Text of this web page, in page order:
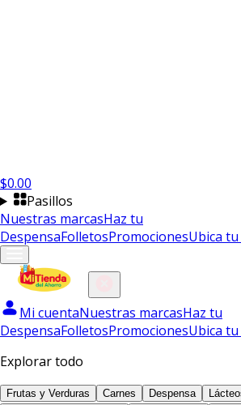
$0.00
Pasillos
Nuestras marcasHaz tu
DespensaFolletosPromocionesUbica
Mi cuentaNuestras marcasHaz tu
DespensaFolletosPromocionesUbica
Explorar todo
Frutas y Verduras Carnes Despensa